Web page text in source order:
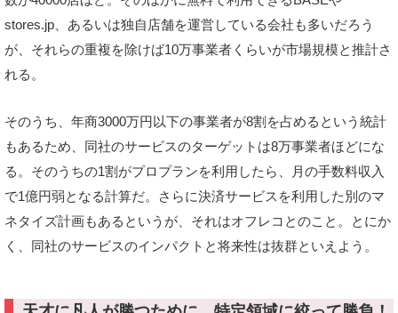
stores.jp、あるいは独自店舗を運営している会社も多いだろう
が、それらの重複を除けば10万事業者くらいが市場規模と推計さ
れる。
そのうち、年商3000万円以下の事業者が8割を占めるという統計
もあるため、同社のサービスのターゲットは8万事業者ほどにな
る。そのうちの1割がプロプランを利用したら、月の手数料収入
で1億円弱となる計算だ。さらに決済サービスを利用した別のマ
ネタイズ計画もあるというが、それはオフレコとのこと。とにか
く、同社のサービスのインパクトと将来性は抜群といえよう。